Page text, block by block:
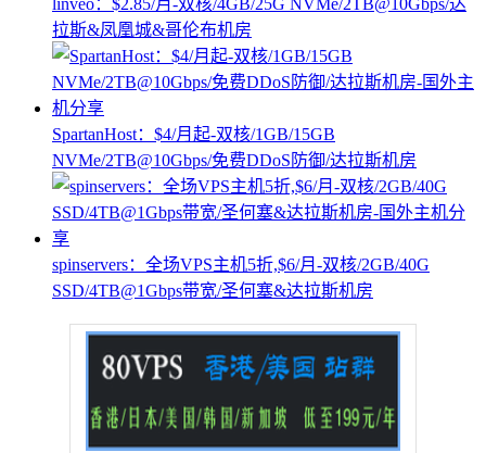
linveo：$2.85/月-双核/4GB/25G NVMe/2TB@10Gbps/达
拉斯&凤凰城&哥伦布机房
SpartanHost：$4/月起-双核/1GB/15GB
NVMe/2TB@10Gbps/免费DDoS防御/达拉斯机房
spinservers：全场VPS主机5折,$6/月-双核/2GB/40G
SSD/4TB@1Gbps带宽/圣何塞&达拉斯机房